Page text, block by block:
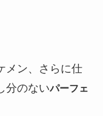
メン、さらに仕
分のないパーフェ